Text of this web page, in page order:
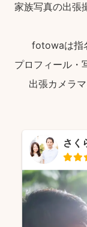
家族写真の出張
fotowaは指
プロフィール・
出張カメラ
さく